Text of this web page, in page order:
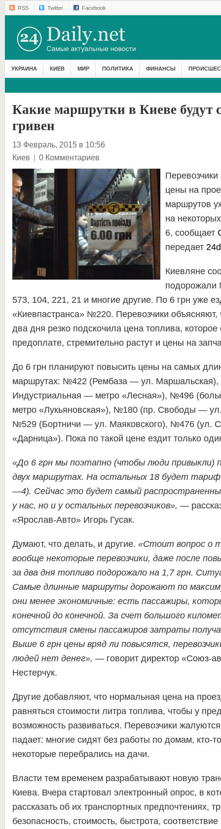
RSS Twitter Facebook
УКРАИНА КИЕВ МИР ПОЛИТИКА ФИНАНСЫ
Какие маршрутки в Киеве будут
гривен
13 Февраль, 2015 в 10:56
Киев | 0 Комментариев
цены на
маршрутов
на
6, сообщает
передает
Киевляне
573, 104, 221, 21 и многие другие. По 6 грн уже
«Киевпастранса» №220. Перевозчики объясняют,
два дня резко подскочила цена топлива,
предоплате, стремительно растут и цены на
До 6 грн планируют повысить цены на самых
маршрутах: №422 (Рембаза — ул.
Индустриальная — метро «Лесная»), №496
метро «Лукьяновская»), №180 (пр. Свободы —
№529 (Бортничи — ул. Маяковского), №476 (ул.
«Дарница»). Пока по такой цене ездит только
«До 6 грн мы поэтапно (чтобы люди привыкли)
двух маршрутах. На остальных 18 будет
—4). Сейчас это будет самый
у нас, но и у остальных перевозчиков», —
«Ярослав-Авто» Игорь Гусак.
Думают, что делать, и другие. «Стоит вопрос о
вообще некоторые перевозчики, даже после
за два дня топливо подорожало на 1,7 грн.
Самые длинные маршруты дорожают по
они менее экономичные: есть пассажиры,
конечной до конечной. За счет большого
отсутствия смены пассажиров затраты
Выше 6 грн цены вряд ли повысятся,
людей нет денег», — говорит директор «Союз-
Нестерчук.
Другие добавляют, что нормальная цена на
равняться стоимости литра топлива, чтобы у
возможность развиваться. Перевозчики
падает: многие сидят без работы по домам, кто-
некоторые перебрались на дачи.
Власти тем временем разрабатывают новую
Киева. Вчера стартовал электронный опрос, в
рассказать об их транспортных предпочтениях,
безопасность, стоимость, быстрота,